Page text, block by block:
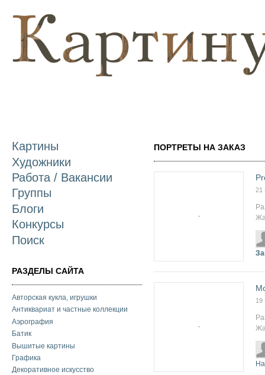
Картины
Художники
Работа / Вакансии
Группы
Блоги
Конкурсы
Поиск
РАЗДЕЛЫ САЙТА
Авторская кукла, игрушки
Антиквариат и частные коллекции
Аэрография
Батик
Вышитые картины
Графика
Декоративное искусство
ПОРТРЕТЫ НА ЗАКАЗ